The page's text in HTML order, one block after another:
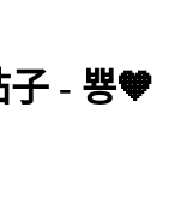
- 뿅🧡